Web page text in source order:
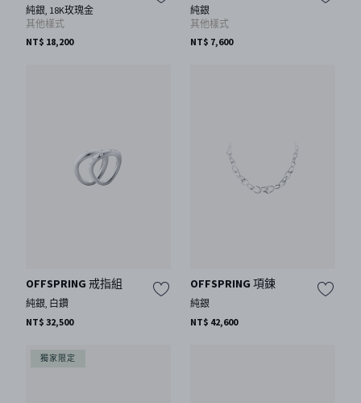
純銀, 18K玫瑰金
其他樣式
NT$ 18,200
純銀
其他樣式
NT$ 7,600
OFFSPRING 戒指組
純銀, 白鑽
NT$ 32,500
OFFSPRING 項鍊
純銀
NT$ 42,600